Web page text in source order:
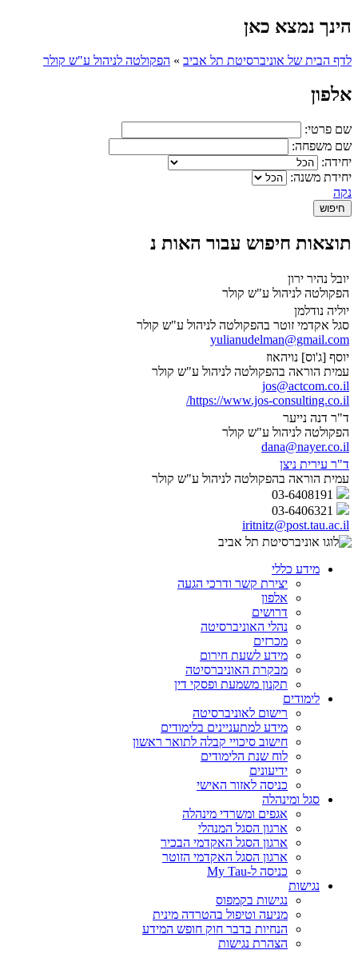
הינך נמצא כאן
לדף הבית של אוניברסיטת תל אביב » הפקולטה לניהול ע"ש קולר
אלפון
שם פרטי:
שם משפחה:
יחידה:
יחידת משנה:
נקה
תוצאות חיפוש עבור האות נ
יובל נהיר ירון
הפקולטה לניהול ע"ש קולר
יוליה נודלמן
סגל אקדמי זוטר בהפקולטה לניהול ע"ש קולר
yulianudelman@gmail.com
יוסף [ג'וס] נויהאוז
עמית הוראה בהפקולטה לניהול ע"ש קולר
jos@actcom.co.il
https://www.jos-consulting.co.il/
ד"ר דנה נייער
הפקולטה לניהול ע"ש קולר
dana@nayer.co.il
ד"ר עירית ניצן
עמית הוראה בהפקולטה לניהול ע"ש קולר
iritnitz@post.tau.ac.il
מידע כללי
יצירת קשר ודרכי הגעה
אלפון
דרושים
נהלי האוניברסיטה
מכרזים
מידע לשעת חירום
מבקרת האוניברסיטה
תקנון משמעת ופסקי דין
לימודים
רישום לאוניברסיטה
מידע למתעניינים בלימודים
חישוב סיכויי קבלה לתואר ראשון
לוח שנת הלימודים
ידיעונים
כניסה לאזור האישי
סגל ומינהלה
אגפים ומשרדי מינהלה
ארגון הסגל המנהלי
ארגון הסגל האקדמי הבכיר
ארגון הסגל האקדמי הזוטר
כניסה ל-My Tau
נגישות
נגישות בקמפוס
מניעה וטיפול בהטרדה מינית
הנחיות בדבר חוק חופש המידע
הצהרת נגישות